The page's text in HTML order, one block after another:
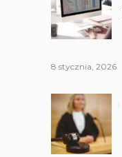
8 stycznia, 2026